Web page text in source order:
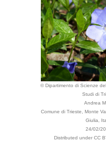
© Dipartimento di Scienze
Studi di
Andrea
Comune di Trieste, Monte
Giulia,
24/02/
Distributed under CC